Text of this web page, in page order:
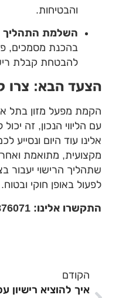
והבטיחות.
השלמת התהליך עד
בהכנת מסמכים, פנייה
להבטחת קבלת רישיון
הבא: צרו
מפעל מזון בתל אביב
הליווי הנכון, זה יכול
עוד היום ונסייע לכם
מתואמת ואחראית.
הרישוי יעבור
באופן חוקי ובטוח.
אלינו: 050-2876071
הקודם
איך להוציא רישיון עסק